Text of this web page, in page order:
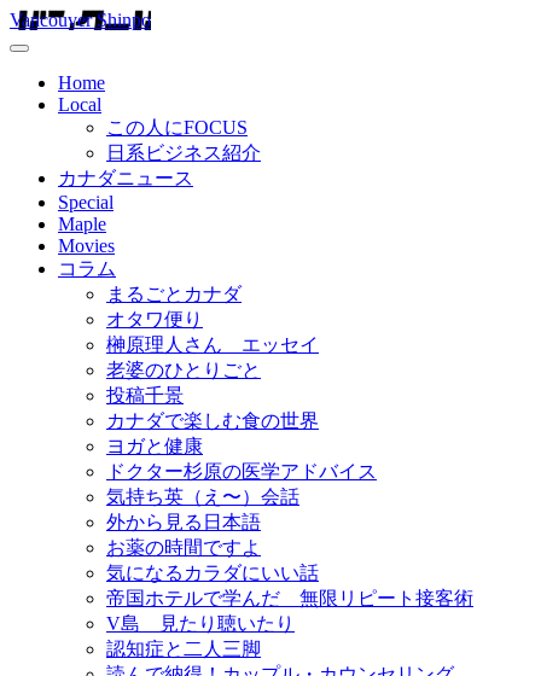
Vancouver Shinpo
Home
Local
この人にFOCUS
日系ビジネス紹介
カナダニュース
Special
Maple
Movies
コラム
まるごとカナダ
オタワ便り
榊原理人さん エッセイ
老婆のひとりごと
投稿千景
カナダで楽しむ食の世界
ヨガと健康
ドクター杉原の医学アドバイス
気持ち英（え〜）会話
外から見る日本語
お薬の時間ですよ
気になるカラダにいい話
帝国ホテルで学んだ 無限リピート接客術
V島 見たり聴いたり
認知症と二人三脚